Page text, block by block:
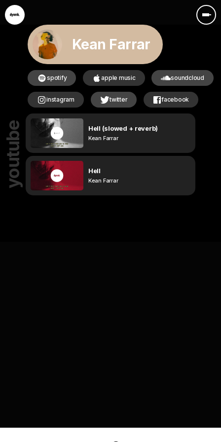
Kean Farrar
spotify apple music soundcloud
instagram twitter facebook
youtube Hell (slowed + reverb)
Kean Farrar
Hell
Kean Farrar